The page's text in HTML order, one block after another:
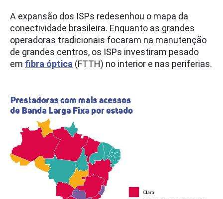
A expansão dos ISPs redesenhou o mapa da
conectividade brasileira. Enquanto as grandes
operadoras tradicionais focaram na manutenção
de grandes centros, os ISPs investiram pesado
em fibra óptica (FTTH) no interior e nas periferias.